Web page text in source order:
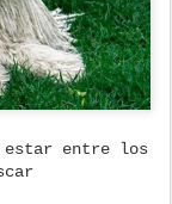
estar entre los